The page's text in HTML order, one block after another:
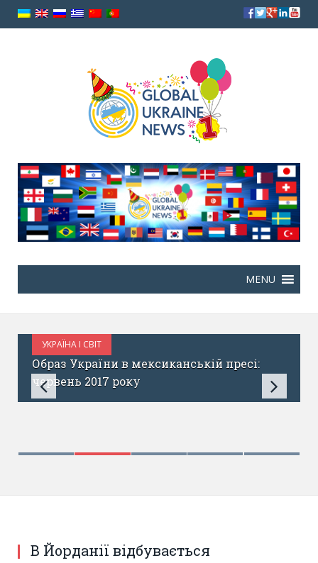
УКРАЇНА І СВІТ
ЛИПЕНЬ 2, 2017
Образ України в мексиканській пресі:
червень 2017 року
В Йорданії відбувається